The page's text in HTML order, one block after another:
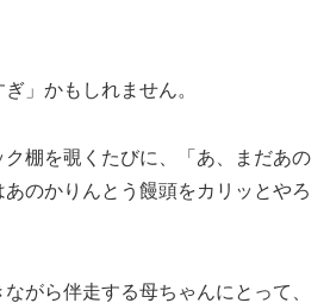
」かもしれません。
棚を覗くたびに、「あ、まだあの
のかりんとう饅頭をカリッとやろ
がら伴走する母ちゃんにとって、